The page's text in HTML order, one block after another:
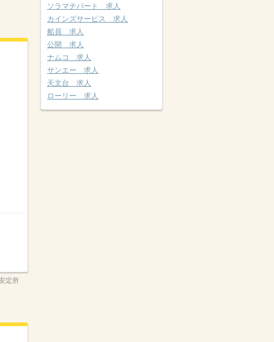
定所
ソラマチパート 求人
カインズサービス 求人
船員 求人
公開 求人
ナムコ 求人
サンエー 求人
天文台 求人
ローリー 求人